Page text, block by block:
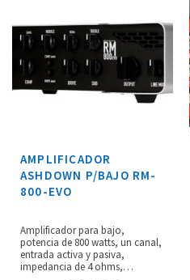
AMPLIFICADOR
ASHDOWN P/BAJO RM-
800-EVO
Amplificador para bajo,
potencia de 800 watts, un canal,
entrada activa y pasiva,
impedancia de 4 ohms,